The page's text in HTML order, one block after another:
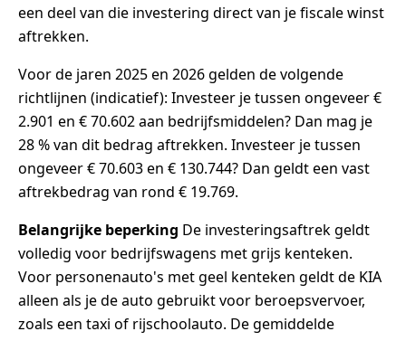
een deel van die investering direct van je fiscale winst
aftrekken.
Voor de jaren 2025 en 2026 gelden de volgende
richtlijnen (indicatief): Investeer je tussen ongeveer €
2.901 en € 70.602 aan bedrijfsmiddelen? Dan mag je
28 % van dit bedrag aftrekken. Investeer je tussen
ongeveer € 70.603 en € 130.744? Dan geldt een vast
aftrekbedrag van rond € 19.769.
Belangrijke beperking De investeringsaftrek geldt
volledig voor bedrijfswagens met grijs kenteken.
Voor personenauto's met geel kenteken geldt de KIA
alleen als je de auto gebruikt voor beroepsvervoer,
zoals een taxi of rijschoolauto. De gemiddelde